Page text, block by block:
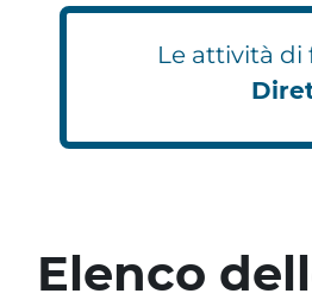
Le attività di
Elenco